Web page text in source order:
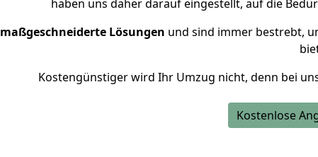
haben uns daher darauf eingestellt, auf die
maßgeschneiderte Lösungen und sind immer bestrebt,
Kostengünstiger wird Ihr Umzug nicht, denn bei
Kostenlose